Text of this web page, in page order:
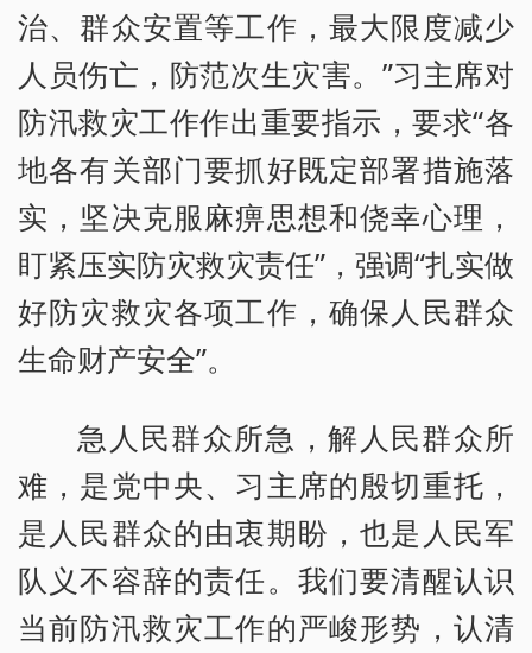
治、群众安置等工作，最大限度减少
人员伤亡，防范次生灾害。”习主席对
防汛救灾工作作出重要指示，要求“各
地各有关部门要抓好既定部署措施落
实，坚决克服麻痹思想和侥幸心理，
盯紧压实防灾救灾责任”，强调“扎实做
好防灾救灾各项工作，确保人民群众
生命财产安全”。
急人民群众所急，解人民群众所
难，是党中央、习主席的殷切重托，
是人民群众的由衷期盼，也是人民军
队义不容辞的责任。我们要清醒认识
当前防汛救灾工作的严峻形势，认清